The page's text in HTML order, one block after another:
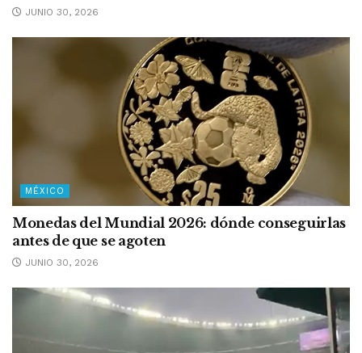
JUNIO 30, 2026
MÉXICO
Monedas del Mundial 2026: dónde conseguirlas
antes de que se agoten
JUNIO 30, 2026